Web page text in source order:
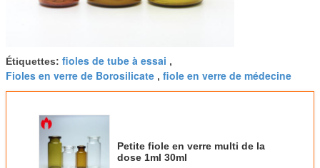
Étiquettes: fioles de tube à essai ,
Fioles en verre de Borosilicate , fiole en verre de médecine
Petite fiole en verre multi de la
dose 1ml 30ml